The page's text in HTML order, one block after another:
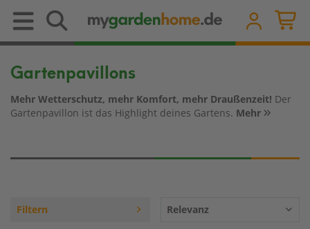
Gartenpavillons
Mehr Wetterschutz, mehr Komfort, mehr Draußenzeit! Der
Gartenpavillon ist das Highlight deines Gartens. Mehr
Filtern Relevanz